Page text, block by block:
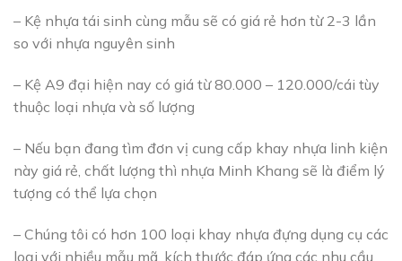
– Kệ nhựa tái sinh cùng mẫu sẽ có giá rẻ hơn từ 2-3 lần
so với nhựa nguyên sinh
– Kệ A9 đại hiện nay có giá từ 80.000 – 120.000/cái tùy
thuộc loại nhựa và số lượng
– Nếu bạn đang tìm đơn vị cung cấp khay nhựa linh kiện
này giá rẻ, chất lượng thì nhựa Minh Khang sẽ là điểm lý
tượng có thể lựa chọn
– Chúng tôi có hơn 100 loại khay nhựa đựng dụng cụ các
loại với nhiều mẫu mã, kích thước đáp ứng các nhu cầu